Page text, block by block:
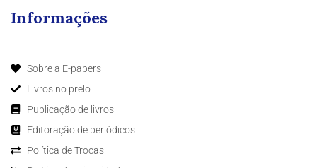
Informações
Sobre a E-papers
Livros no prelo
Publicação de livros
Editoração de periódicos
Política de Trocas